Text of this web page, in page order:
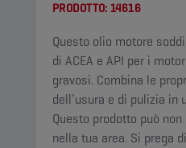
PRODOTTO: 14616
Questo olio motore
di ACEA e API per i
gravosi. Combina le
dell’usura e di pulizia in
Questo prodotto può
nella tua area. Si prega